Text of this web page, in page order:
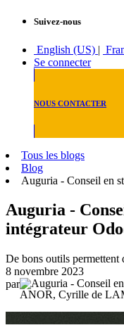
Suivez-nous
English (US) |
Se connecter
NOUS CONTACTER
Tous les blogs
Blog
Auguria - Conseil en
Auguria -
intégrateur
De bons outils permettent
8 novembre 2023
par
ANOR, Cyrille de